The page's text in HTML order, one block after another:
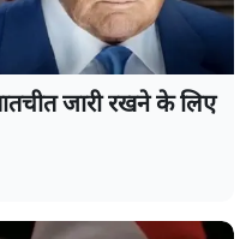
जारी रखने के लिए